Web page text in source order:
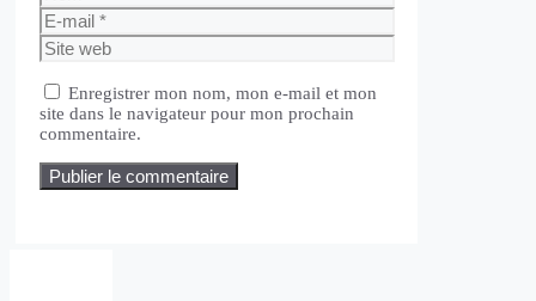
E-
mail
Site
web
Enregistrer mon nom, mon e-mail et mon
site dans le navigateur pour mon prochain
commentaire.